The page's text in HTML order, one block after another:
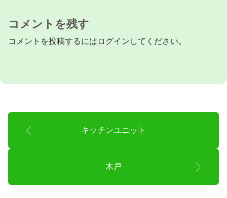
コメントを残す
コメントを投稿するには ログイン してください。
キッチンユニット
木戸